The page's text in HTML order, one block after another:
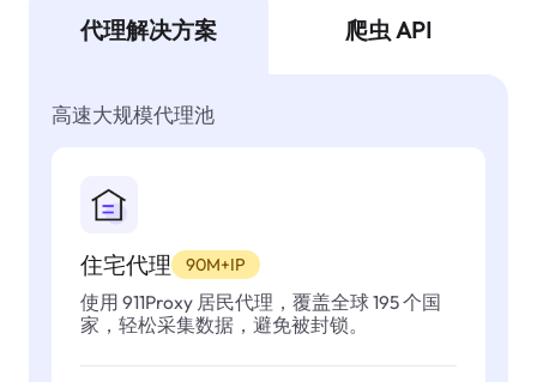
代理解决方案 爬虫 API
高速大规模代理池
住宅代理 90M+IP
使用 911Proxy 居民代理，覆盖全球 195 个国
家，轻松采集数据，避免被封锁。